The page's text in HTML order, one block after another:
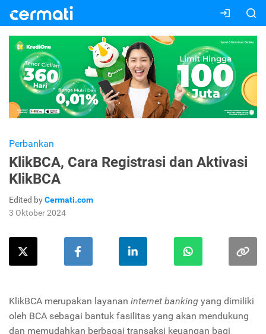
Perbankan
KlikBCA, Cara Registrasi dan Aktivasi
KlikBCA
Edited byCermati.com
3 Oktober 2024
KlikBCA merupakan layanan internet banking yang dimiliki
oleh BCA sebagai bantuk fasilitas yang akan mendukung
dan memudahkan berbagai transaksi keuangan bagi